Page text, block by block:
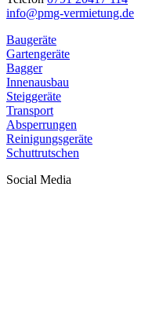
info@pmg-vermietung.de
Baugeräte
Gartengeräte
Bagger
Innenausbau
Steiggeräte
Transport
Absperrungen
Reinigungsgeräte
Schuttrutschen
Social Media